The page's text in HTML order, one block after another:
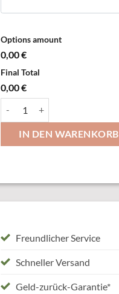
Options amount
0,00 €
Final Total
0,00 €
IN DEN WARENKORB
Freundlicher Service
Schneller Versand
Geld-zurück-Garantie*